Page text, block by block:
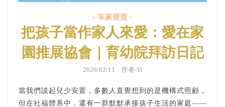
－等家寶寶－
把孩子當作家人來愛：愛在家
園推展協會｜育幼院拜訪日記
2026/02/11 作者-Yi
當我們談起兒少安置，多數人直覺想到的是機構式照顧，
但在社福體系中，還有一群默默承接孩子生活的家庭——